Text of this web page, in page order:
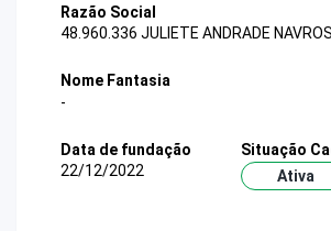
Razão Social
48.960.336 JULIETE ANDRADE
Nome Fantasia
-
Data de fundação
22/12/2022
Situação
Ativa